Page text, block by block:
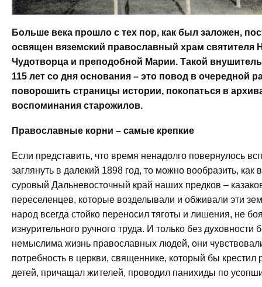
Больше века прошло с тех пор, как был заложен,
освящен вяземский православный храм святителя
Чудотворца и преподобной Марии. Такой
115 лет со дня основания – это повод в очередной
поворошить страницы истории, покопаться в
воспоминания старожилов.
Православные корни – самые крепкие
Если представить, что время ненадолго повернулось
заглянуть в далекий 1898 год, то можно вообразить, как
суровый Дальневосточный край наших предков –
переселенцев, которые возделывали и обживали эти
народ всегда стойко переносил тяготы и лишения, не
изнурительного ручного труда. И только без духовности
немыслима жизнь православных людей, они
потребность в церкви, священнике, который бы крестил
детей, причащал жителей, проводил панихиды по